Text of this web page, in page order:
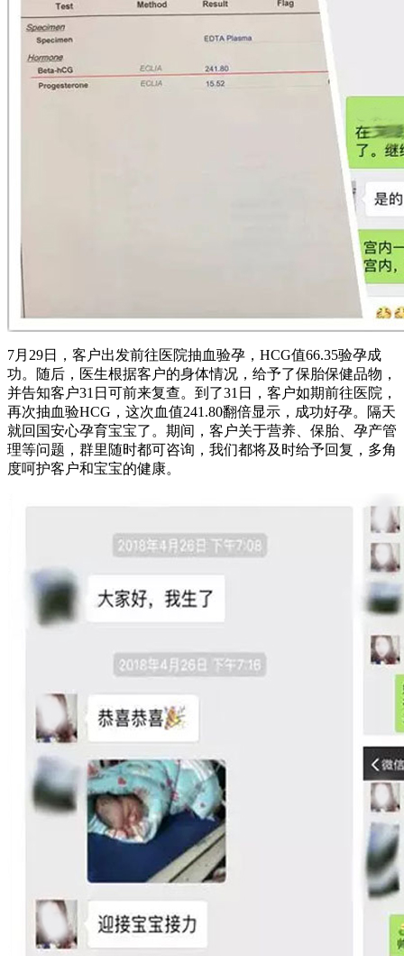
7月29日，客户出发前往医院抽血验孕，HCG值66.35验孕成
功。随后，医生根据客户的身体情况，给予了保胎保健品物，
并告知客户31日可前来复查。到了31日，客户如期前往医院，
再次抽血验HCG，这次血值241.80翻倍显示，成功好孕。隔天
就回国安心孕育宝宝了。期间，客户关于营养、保胎、孕产管
理等问题，群里随时都可咨询，我们都将及时给予回复，多角
度呵护客户和宝宝的健康。